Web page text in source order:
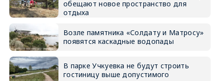
обещают новое пространство для
отдыха
Возле памятника «Солдату и Матросу»
появятся каскадные водопады
В парке Учкуевка не будут строить
гостиницу выше допустимого